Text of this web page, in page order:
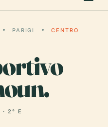
PARIGI
CENTRO
2° E